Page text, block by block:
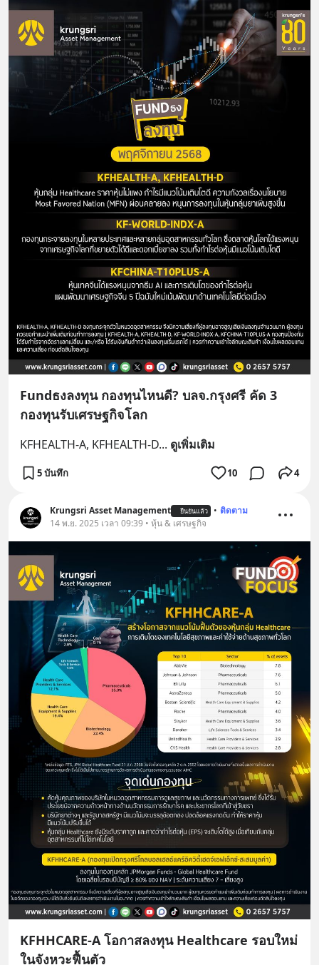
Fundธงลงทุน กองทุนไหนดี? บลจ.กรุงศรี คัด 3
กองทุนรับเศรษฐกิจโลก
KFHEALTH-A, KFHEALTH-D... ดูเพิ่มเติม
5 บันทึก 10 4
Krungsri Asset Management ยืนยันแล้ว • ติดตาม
14 พ.ย. 2025 เวลา 09:39 • หุ้น & เศรษฐกิจ
KFHHCARE-A โอกาสลงทุน Healthcare รอบใหม่
ในจังหวะฟื้นตัว